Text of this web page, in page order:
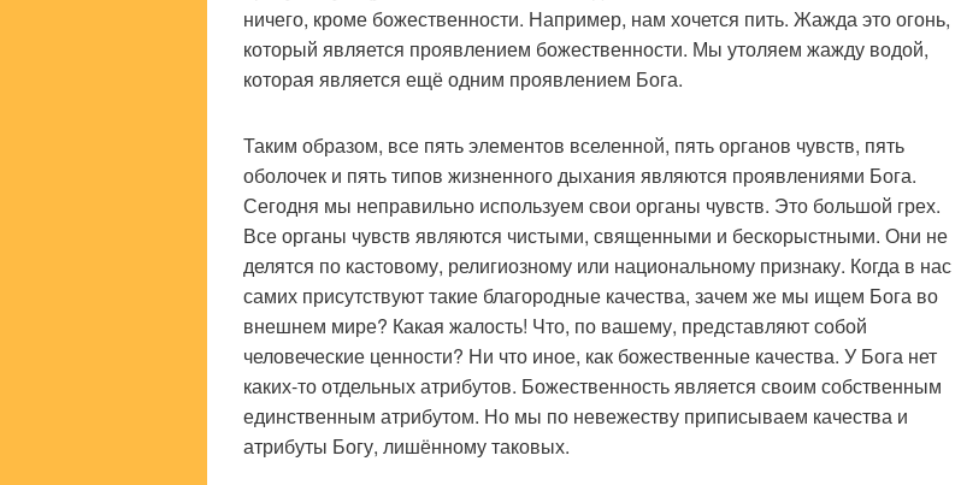
ничего, кроме божественности. Например, нам хочется пить. Жажда это огонь,
который является проявлением божественности. Мы утоляем жажду водой,
которая является ещё одним проявлением Бога.
Таким образом, все пять элементов вселенной, пять органов чувств, пять
оболочек и пять типов жизненного дыхания являются проявлениями Бога.
Сегодня мы неправильно используем свои органы чувств. Это большой грех.
Все органы чувств являются чистыми, священными и бескорыстными. Они не
делятся по кастовому, религиозному или национальному признаку. Когда в нас
самих присутствуют такие благородные качества, зачем же мы ищем Бога во
внешнем мире? Какая жалость! Что, по вашему, представляют собой
человеческие ценности? Ни что иное, как божественные качества. У Бога нет
каких-то отдельных атрибутов. Божественность является своим собственным
единственным атрибутом. Но мы по невежеству приписываем качества и
атрибуты Богу, лишённому таковых.